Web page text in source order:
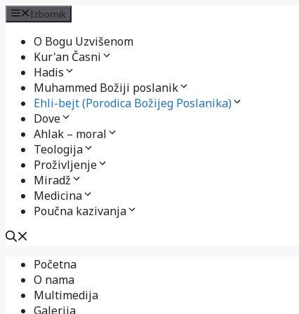
Izbornik
O Bogu Uzvišenom
Kur'an Časni
Hadis
Muhammed Božiji poslanik
Ehli-bejt (Porodica Božijeg Poslanika)
Dove
Ahlak – moral
Teologija
Proživljenje
Miradž
Medicina
Poučna kazivanja
sadržaj
Početna
O nama
Multimedija
Galerija